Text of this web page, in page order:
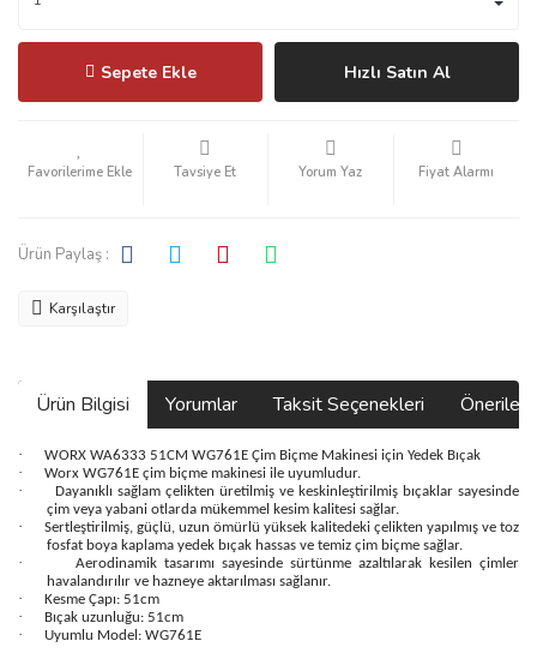
Sepete Ekle Hızlı Satın Al
Tavsiye Et Yorum Yaz Fiyat Alarmı
Ürün Paylaş :
Karşılaştır
Ürün Bilgisi Yorumlar Taksit Seçenekleri
· WORX WA6333 51CM WG761E Çim Biçme Makinesi için Yedek Bıçak
· Worx WG761E çim biçme makinesi ile uyumludur.
·
Dayanıklı sağlam çelikten üretilmiş ve keskinleştirilmiş bıçaklar sayesinde
çim veya yabani otlarda mükemmel kesim kalitesi sağlar.
·
Sertleştirilmiş, güçlü, uzun ömürlü yüksek kalitedeki çelikten yapılmış ve toz
fosfat boya kaplama yedek bıçak hassas ve temiz çim biçme sağlar.
·
Aerodinamik tasarımı sayesinde sürtünme azaltılarak kesilen çimler
havalandırılır ve hazneye aktarılması sağlanır.
· Kesme Çapı: 51cm
· Bıçak uzunluğu: 51cm
· Uyumlu Model: WG761E